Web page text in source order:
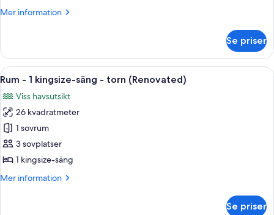
säng
Mer information
Mer
-
kingsize-
(View)
Se priser
Öppna
alla
foton
för
Rum
-
1
säng
Ett hotellrum med en stor säng, ett
7
Rum - 1 kingsize-säng - torn (Renovated)
Viss havsutsikt
26 kvadratmeter
1 sovrum
3 sovplatser
1 kingsize-säng
Mer information
Mer
Se priser